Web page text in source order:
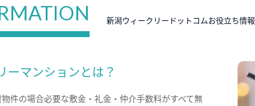
新潟ウィークリードットコムお役立ち情報
ーマンションとは？
件の場合必要な敷金・礼金・仲介手数料がすべて無